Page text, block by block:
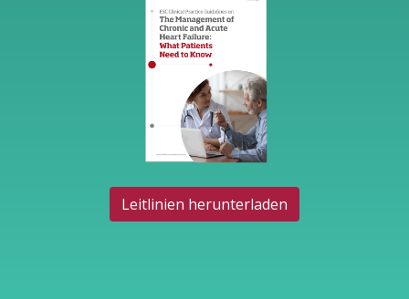
Leitlinien herunterladen